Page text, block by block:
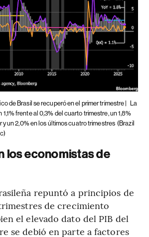
de Brasil se recuperó en el primer trimestre | La
frente al 0,3% del cuarto trimestre, un 1,8%
un 2,0% en los últimos cuatro trimestres (Brazil
los economistas de
repuntó a principios de
de crecimiento
el elevado dato del PIB del
se debió en parte a factores